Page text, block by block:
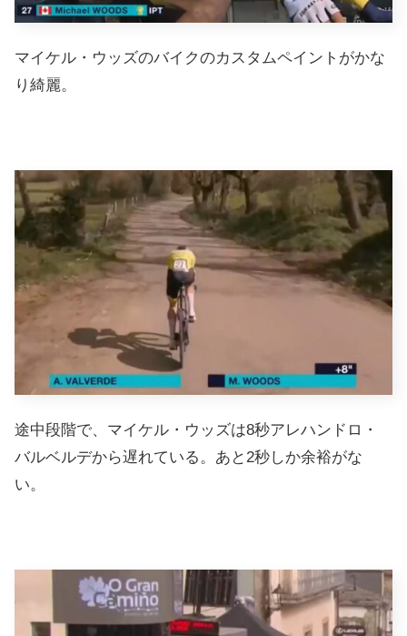
マイケル・ウッズのバイクのカスタムペイントがかな
り綺麗。
途中段階で、マイケル・ウッズは8秒アレハンドロ・
バルベルデから遅れている。あと2秒しか余裕がな
い。